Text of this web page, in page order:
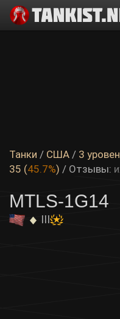
Танки / США / 3
35 (45.7%) / Отзывы:
MTLS-1G14
III